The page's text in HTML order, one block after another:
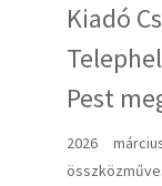
Kiadó
Pest
2026